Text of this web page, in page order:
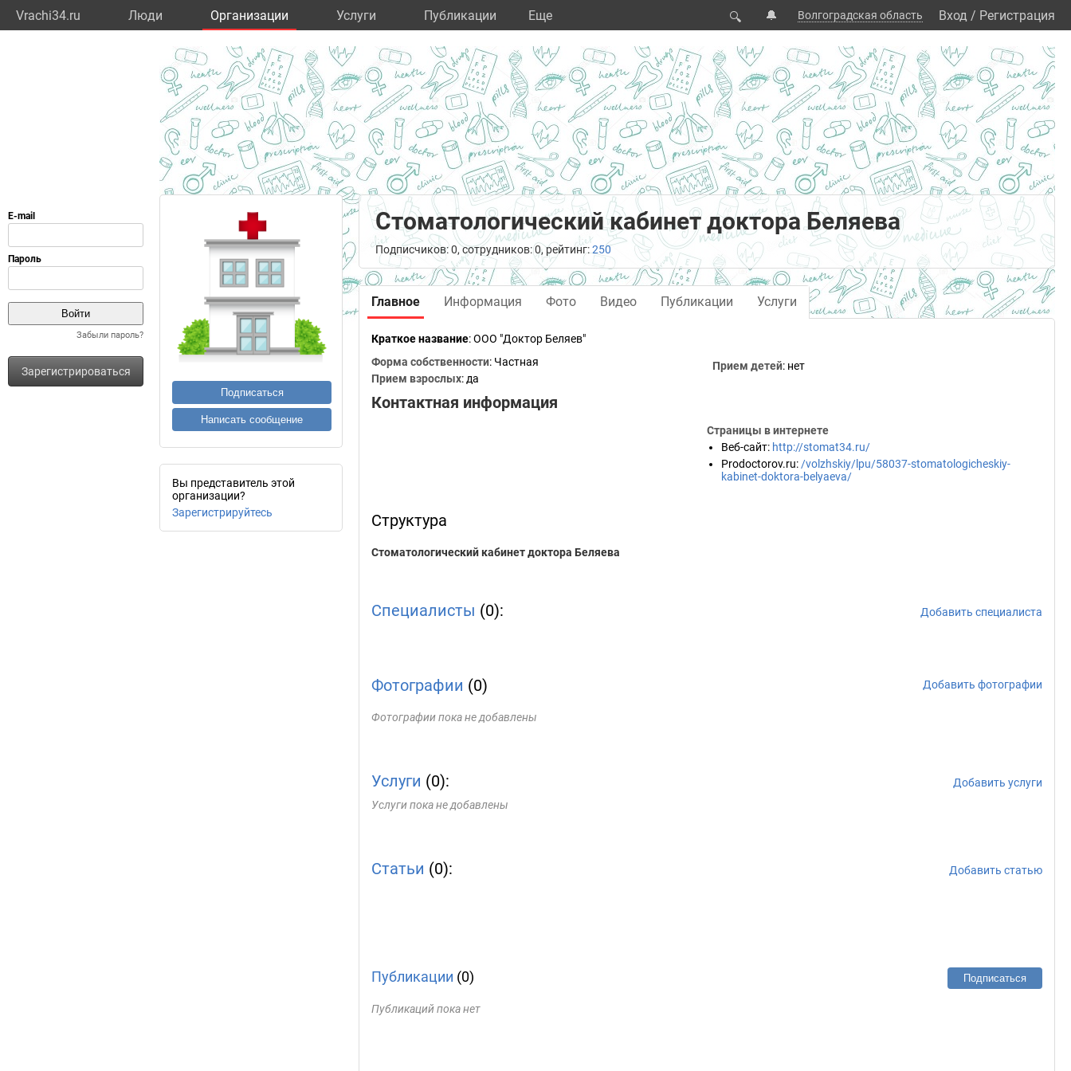
Vrachi34.ru Люди Организации Услуги Публикации Eще 🔍 🔔 Волгоградская область Вход / Регистрация
Забыли пароль?
Зарегистрироваться
Подписаться
Написать сообщение
Вы представитель этой
организации?
Зарегистрируйтесь
Стоматологический кабинет доктора Беляева
Подписчиков: 0, сотрудников: 0, рейтинг:250
Главное Информация Фото Видео Публикации Услуги
Краткое название:ООО "Доктор Беляев"
Форма собственности: Частная
Прием взрослых: да
Прием детей: нет
Контактная информация
Страницы в интернете
Веб-сайт: http://stomat34.ru/
Prodoctorov.ru: /volzhskiy/lpu/58037-stomatologicheskiy-
kabinet-doktora-belyaeva/
Структура
Стоматологический кабинет доктора Беляева
Специалисты (0): Добавить специалиста
Фотографии (0) Добавить фотографии
Фотографии пока не добавлены
Услуги (0):
Добавить услуги
Услуги пока не добавлены
Статьи (0): Добавить статью
Публикации (0) Подписаться
Публикаций пока нет